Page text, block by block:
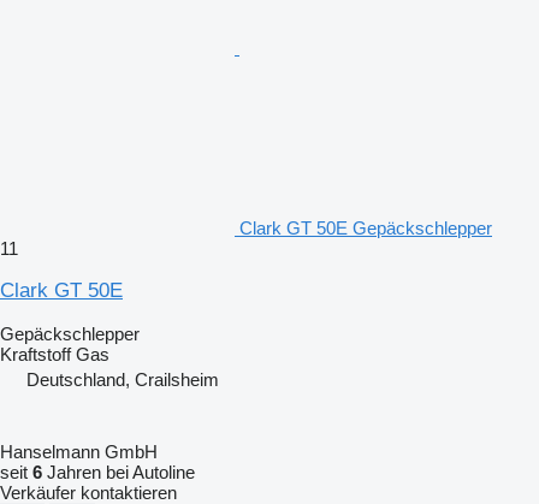
Clark GT 50E Gepäckschlepper
11
Clark GT 50E
Gepäckschlepper
Kraftstoff Gas
Deutschland, Crailsheim
Hanselmann GmbH
seit 6 Jahren bei Autoline
Verkäufer kontaktieren